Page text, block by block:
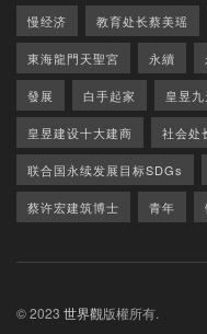
慢经济 教育处长蔡美瑶
東海龍門天聖宮 永續
發展 白手起家 皇昱
皇昱建设十大建商 社会处
联合国永续发展目标SDGs
蔡许宏建筑博士 青年
© 2023 世界觀版權所有.